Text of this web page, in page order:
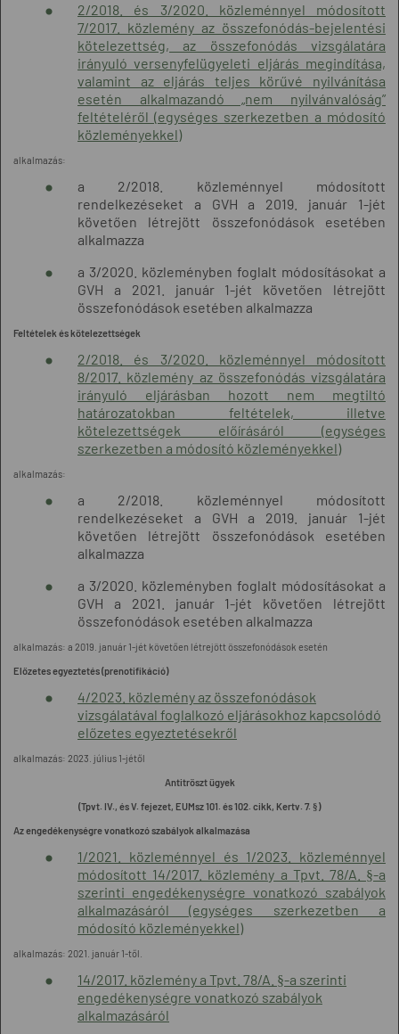
2/2018. és 3/2020. közleménnyel módosított
7/2017. közlemény az összefonódás-bejelentési
kötelezettség, az összefonódás vizsgálatára
irányuló versenyfelügyeleti eljárás megindítása,
valamint az eljárás teljes körűvé nyilvánítása
esetén alkalmazandó „nem nyilvánvalóság”
feltételéről (egységes szerkezetben a módosító
közleményekkel)
alkalmazás:
a 2/2018. közleménnyel módosított
rendelkezéseket a GVH a 2019. január 1-jét
követően létrejött összefonódások esetében
alkalmazza
a 3/2020. közleményben foglalt módosításokat a
GVH a 2021. január 1-jét követően létrejött
összefonódások esetében alkalmazza
Feltételek és kötelezettségek
2/2018. és 3/2020. közleménnyel módosított
8/2017. közlemény az összefonódás vizsgálatára
irányuló eljárásban hozott nem megtiltó
határozatokban feltételek, illetve
kötelezettségek előírásáról (egységes
szerkezetben a módosító közleményekkel)
alkalmazás:
a 2/2018. közleménnyel módosított
rendelkezéseket a GVH a 2019. január 1-jét
követően létrejött összefonódások esetében
alkalmazza
a 3/2020. közleményben foglalt módosításokat a
GVH a 2021. január 1-jét követően létrejött
összefonódások esetében alkalmazza
alkalmazás: a 2019. január 1-jét követően létrejött összefonódások esetén
Előzetes egyeztetés (prenotifikáció)
4/2023. közlemény az összefonódások
vizsgálatával foglalkozó eljárásokhoz kapcsolódó
előzetes egyeztetésekről
alkalmazás: 2023. július 1-jétől
Antitröszt ügyek
(Tpvt. IV., és V. fejezet, EUMsz 101. és 102. cikk, Kertv. 7. §)
Az engedékenységre vonatkozó szabályok alkalmazása
1/2021. közleménnyel és 1/2023. közleménnyel
módosított 14/2017. közlemény a Tpvt. 78/A. §-a
szerinti engedékenységre vonatkozó szabályok
alkalmazásáról (egységes szerkezetben a
módosító közleményekkel)
alkalmazás: 2021. január 1-től.
14/2017. közlemény a Tpvt. 78/A. §-a szerinti
engedékenységre vonatkozó szabályok
alkalmazásáról